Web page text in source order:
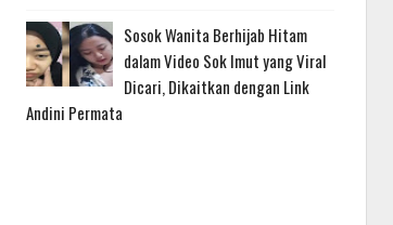
Sosok Wanita Berhijab Hitam
dalam Video Sok Imut yang Viral
Dicari, Dikaitkan dengan Link
Andini Permata